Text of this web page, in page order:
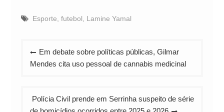
Esporte futebol Lamine Yamal
Navegação
de
Em debate sobre políticas públicas, Gilmar
Mendes cita uso pessoal de cannabis medicinal
Polícia Civil prende em Serrinha suspeito de série